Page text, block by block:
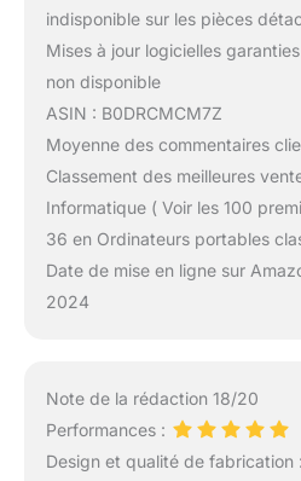
indisponible sur les pièces
Mises à jour logicielles
non disponible
ASIN : B0DRCMCM7Z
Moyenne des commentaires
Classement des meilleures
Informatique ( Voir les 100
36 en Ordinateurs portables
Date de mise en ligne sur
2024
Note de la rédaction 18/20
Performances :
Design et qualité de fabrication :